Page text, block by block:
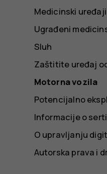
Medicinski uređaji
Ugrađeni
Sluh
Zaštitite uređaj
Motorna vozila
Potencijalno
Informacije o
O upravljanju
Autorska prava i